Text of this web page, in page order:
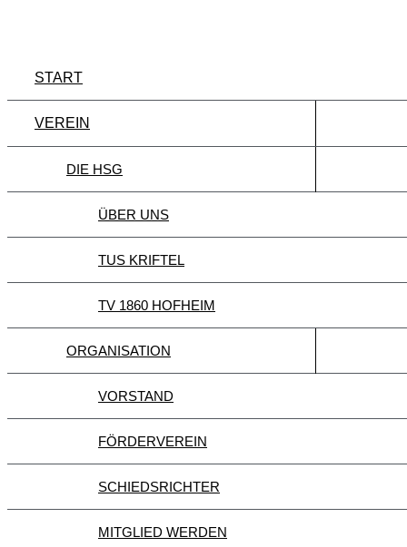
START
VEREIN
DIE HSG
ÜBER UNS
TUS KRIFTEL
TV 1860 HOFHEIM
ORGANISATION
VORSTAND
FÖRDERVEREIN
SCHIEDSRICHTER
MITGLIED WERDEN